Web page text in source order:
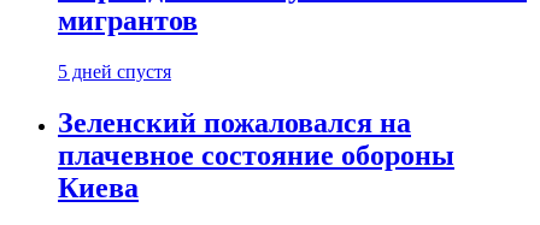
мигрантов
5 дней спустя
Зеленский пожаловался на
плачевное состояние обороны
Киева